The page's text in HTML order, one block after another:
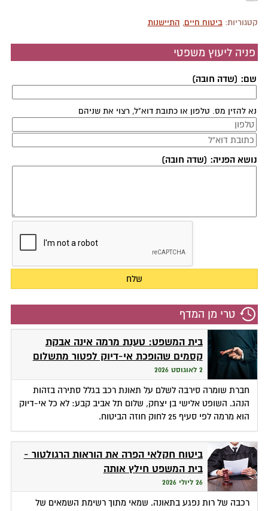
קטגוריות:ביטוח חיים, התיישנות
פניה ליעוץ משפטי
שם: (שדה חובה)
נא להזין מס. טלפון או כתובת דוא"ל, רצוי את שניהם
נושא הפניה: (שדה חובה)
טרי מן המדף
בית המשפט: טענת מרמה אינה אבקת
קסמים שהופכת אי-דיוק לפטור מתשלום
2 לאוגוסט 2026
חברת שומרה סירבה לשלם על תאונת רכב בגלל סתירה בזהות
הנהג. השופט אלישי בן יצחק, שלום תל אביב קבע: לא כל אי-דיוק
הוא מרמה לפי סעיף 25 לחוק חוזה הביטוח.
ביטוח חקלאי הפרה את הוראות הרגולטור -
בית המשפט חילץ אותה
26 ליולי 2026
רכבה של רות נפגע בתאונה. שמאי מתוך רשימת השמאים של